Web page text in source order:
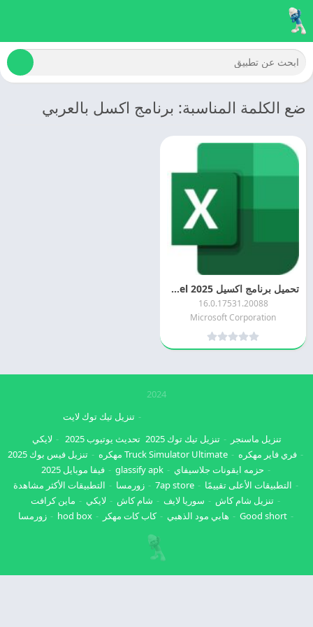
ضع الكلمة المناسبة: برنامج اكسل بالعربي
تحميل برنامج اكسيل 2025 Microsoft Excel اخر اصدار
16.0.17531.20088
Microsoft Corporation
2024
تنزيل ماسنجر تنزيل تيك توك 2025
تنزيل تيك توك لايت
تحديث يوتيوب 2025
لايكي
فري فاير مهكره
Truck Simulator Ultimate مهكره
تنزيل فيس بوك 2025
حزمه ايقونات جلاسيفاي
glassify apk
فيفا موبايل 2025
التطبيقات الأعلى تقييمًا
7ap store زورمسا
التطبيقات الأكثر مشاهدة
تنزيل شام كاش
سوريا لايف شام كاش لايكي
ماين كرافت
Good short
هابي مود الذهبي كاب كات مهكر hod box زورمسا